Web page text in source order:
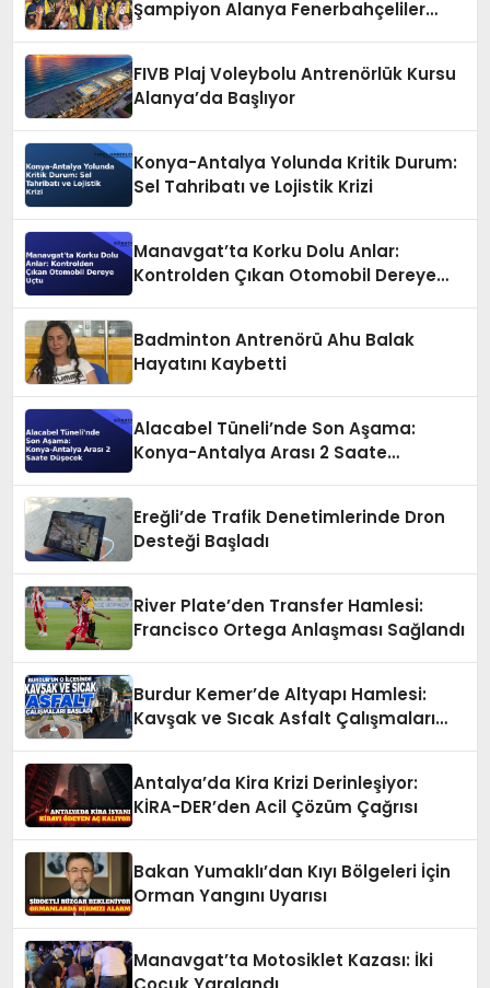
Şampiyon Alanya Fenerbahçeliler
FIVB Plaj Voleybolu Antrenörlük Kursu
Alanya’da Başlıyor
Konya-Antalya Yolunda Kritik Durum:
Sel Tahribatı ve Lojistik Krizi
Manavgat’ta Korku Dolu Anlar:
Kontrolden Çıkan Otomobil Dereye
Badminton Antrenörü Ahu Balak
Hayatını Kaybetti
Alacabel Tüneli’nde Son Aşama:
Konya-Antalya Arası 2 Saate
Ereğli’de Trafik Denetimlerinde Dron
Desteği Başladı
River Plate’den Transfer Hamlesi:
Francisco Ortega Anlaşması Sağlandı
Burdur Kemer’de Altyapı Hamlesi:
Kavşak ve Sıcak Asfalt Çalışmaları
Antalya’da Kira Krizi Derinleşiyor:
KİRA-DER’den Acil Çözüm Çağrısı
Bakan Yumaklı’dan Kıyı Bölgeleri İçin
Orman Yangını Uyarısı
Manavgat’ta Motosiklet Kazası: İki